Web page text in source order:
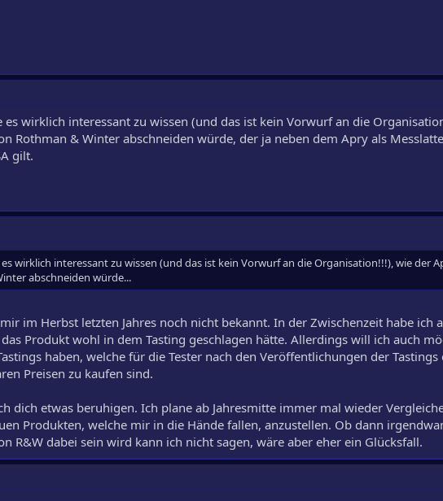
es wirklich interessant zu wissen (und das ist kein Vorwurf an die
Rothman & Winter abschneiden würde, der ja neben dem Apry als
gilt.
wirklich interessant zu wissen (und das ist kein Vorwurf an die Organisation!!!), wie der
abschneiden würde...
im Herbst letzten Jahres noch nicht bekannt. In der Zwischenzeit habe ich
Produkt wohl in dem Tasting geschlagen hätte. Allerdings will ich auch
haben, welche für die Tester nach den Veröffentlichungen der
Preisen zu kaufen sind.
dich etwas beruhigen. Ich plane ab Jahresmitte immer mal wieder
Produkten, welche mir in die Hände fallen, anzustellen. Ob dann
R&W dabei sein wird kann ich nicht sagen, wäre aber eher ein Glücksfall.